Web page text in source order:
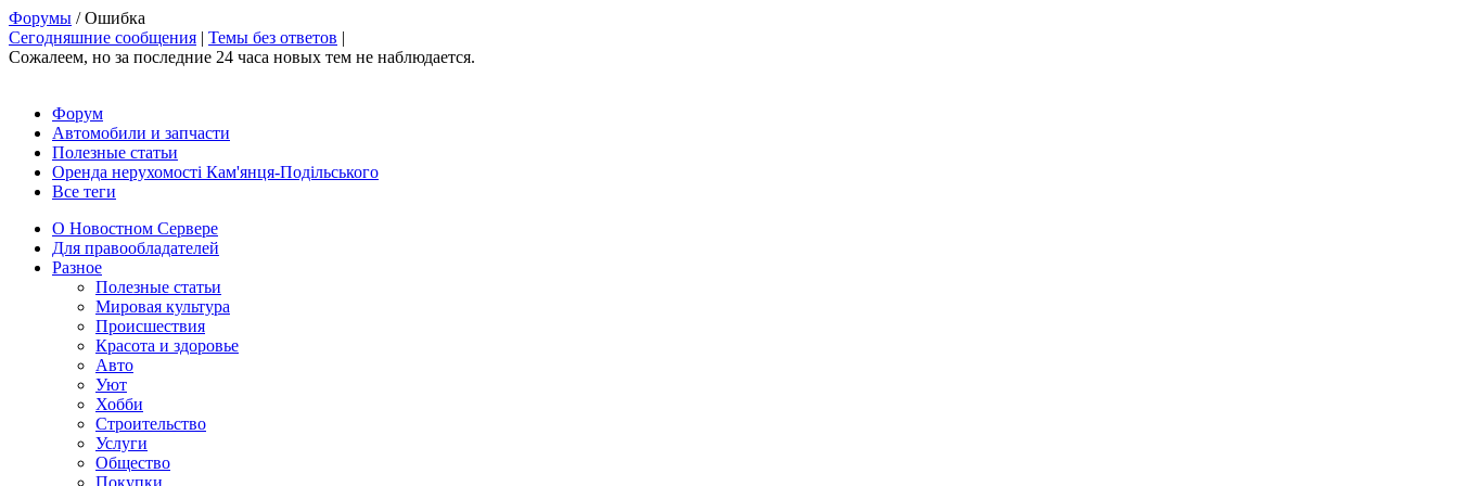
Форумы / Ошибка
Сегодняшние сообщения | Темы без ответов |
Сожалеем, но за последние 24 часа новых тем не наблюдается.
Форум
Автомобили и запчасти
Полезные статьи
Оренда нерухомості Кам'янця-Подільського
Все теги
О Новостном Сервере
Для правообладателей
Разное
Полезные статьи
Мировая культура
Происшествия
Красота и здоровье
Авто
Уют
Хобби
Строительство
Услуги
Общество
Покупки